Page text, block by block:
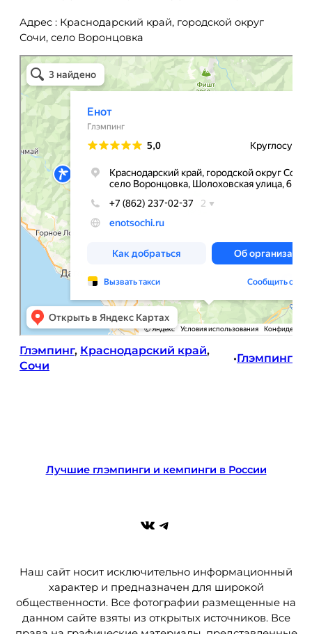
Адрес : Краснодарский край, городской округ
Сочи, село Воронцовка
Енот
Глэмпинг в Сочи
Глэмпинг, Краснодарский край
Сочи
•Глэмпинг
Лучшие глэмпинги и кемпинги в России
ВКонтакте Telegram
Наш сайт носит исключительно информационный
характер и предназначен для широкой
общественности. Все фотографии размещенные на
данном сайте взяты из открытых источников. Все